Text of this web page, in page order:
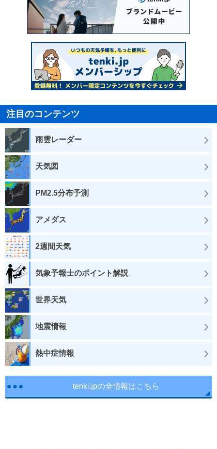
注目のコンテンツ
雨雲レーダー
天気図
PM2.5分布予測
アメダス
2週間天気
気象予報士のポイント解説
世界天気
地震情報
熱中症情報
tenki.jpの全情報はこちら